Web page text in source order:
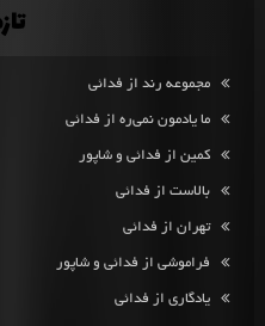
مجموعه رند از فدائی
ما یادمون نمی‌ره از فدائی
کمین از فدائی و شاپور
بالاست از فدائی
تهران از فدائی
فراموشی از فدائی و شاپور
یادگاری از فدائی